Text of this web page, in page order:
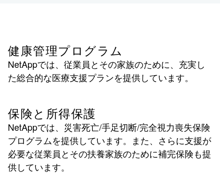
健康管理プログラム
NetAppでは、従業員とその家族のために、充実し
た総合的な医療支援プランを提供しています。
保険と所得保護
NetAppでは、災害死亡/手足切断/完全視力喪失保険
プログラムを提供しています。また、さらに支援が
必要な従業員とその扶養家族のために補完保険も提
供しています。